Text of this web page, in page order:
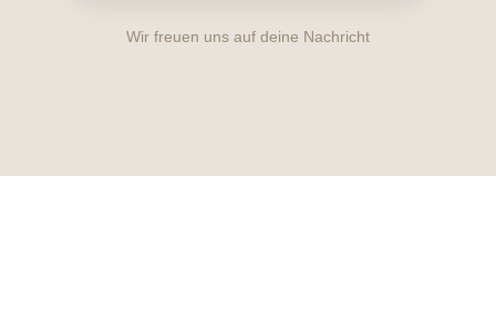
Wir freuen uns auf deine Nachricht